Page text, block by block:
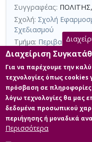
Συγγραφέας:
Σχολή: Σχολή
Σχεδιασμού
Τμήμα:
Κτιρίων (ΠΣΠ)
Περίληψη (Abstract):
Με
υφιστάμενου κτιριακού
θερμικά αθωράκιστο, με
κατανάλωσης και
προκρίνουν δέσμες
πληρούν ταυτόχρονα
ώστε το όφελος της
εφαρμογή τους να
Διαχείριση
Για να παρέχουμε την
τεχνολογίες όπως cookies
πρόσβαση σε
λόγω τεχνολογίες θα μας
δεδομένα προσωπικού
περιήγησης ή μοναδικά
Περισσότερα